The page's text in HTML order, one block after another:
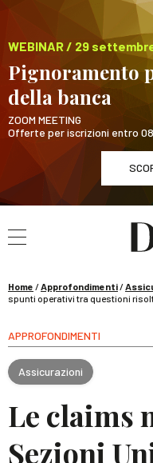
WEBINAR / 29
Pignoramento
della banca
ZOOM MEETING
Offerte per iscrizioni entro
WEBINAR
Pignoramento
Home /Approfondimenti/
spunti operativi tra questioni
APPROFONDIMENTI
Assicurazioni
Le claims
Sezioni